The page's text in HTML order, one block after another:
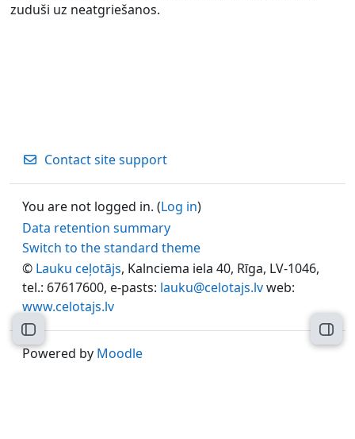
Open course index
zuduši uz neatgriešanos.
Contact site support
You are not logged in. (Log in)
Data retention summary
Switch to the standard theme
© Lauku ceļotājs, Kalnciema iela 40, Rīga, LV-1046,
tel.: 67617600, e-pasts: lauku@celotajs.lvweb:
www.celotajs.lv
Powered by Moodle